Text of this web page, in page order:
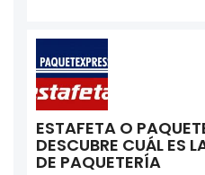
ESTAFETA O
DESCUBRE CUÁL ES
DE PAQUETERÍA